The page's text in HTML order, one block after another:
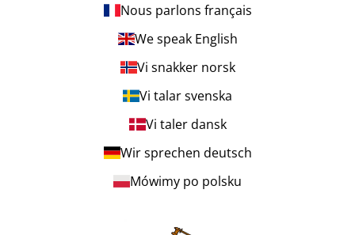
Nous parlons français
We speak English
Vi snakker norsk
Vi talar svenska
Vi taler dansk
Wir sprechen deutsch
Mówimy po polsku